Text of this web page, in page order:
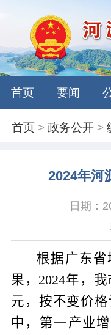
首页 要闻
首页 >政务公开 >
2024年河
日期：
根据广东
果， 2024年 ， 我
元，按不变价格
中，第一产业